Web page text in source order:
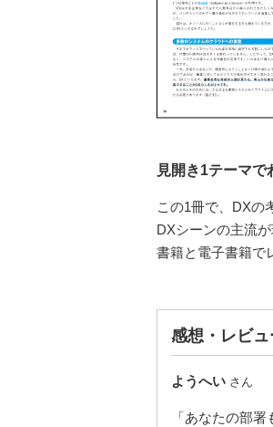
見開き1テーマで
この1冊で、DXの
DXシーンの主流
書籍と電子書籍で
感想・レビュ
ようへい さん
「あなたの部